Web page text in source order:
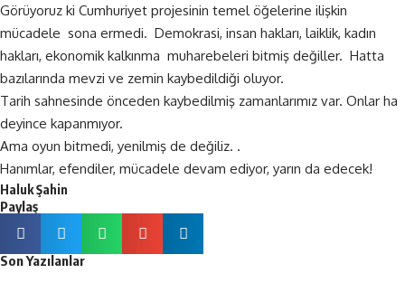
Görüyoruz ki Cumhuriyet projesinin temel öğelerine ilişkin
mücadele sona ermedi. Demokrasi, insan hakları, laiklik, kadın
hakları, ekonomik kalkınma muharebeleri bitmiş değiller. Hatta
bazılarında mevzi ve zemin kaybedildiği oluyor.
Tarih sahnesinde önceden kaybedilmiş zamanlarımız var. Onlar ha
deyince kapanmıyor.
Ama oyun bitmedi, yenilmiş de değiliz. .
Hanımlar, efendiler, mücadele devam ediyor, yarın da edecek!
Haluk Şahin
Paylaş
Son Yazılanlar